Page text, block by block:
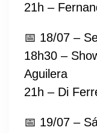
21h –
📅 18/07 –
18h30 –
Aguilera
21h – Di
📅 19/07 –